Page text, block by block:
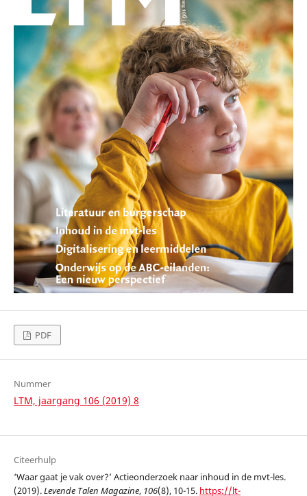
PDF
Nummer
LTM, jaargang 106 (2019) 8
Citeerhulp
‘Waar gaat je vak over?’ Actieonderzoek naar inhoud in de mvt-les.
(2019).Levende Talen Magazine, 106(8), 10-15. https://lt-